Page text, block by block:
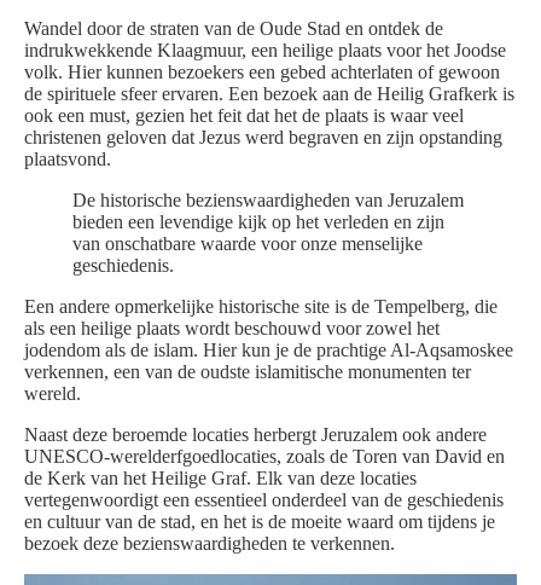
Wandel door de straten van de Oude Stad en ontdek de
indrukwekkende Klaagmuur, een heilige plaats voor het Joodse
volk. Hier kunnen bezoekers een gebed achterlaten of gewoon
de spirituele sfeer ervaren. Een bezoek aan de Heilig Grafkerk is
ook een must, gezien het feit dat het de plaats is waar veel
christenen geloven dat Jezus werd begraven en zijn opstanding
plaatsvond.
De historische bezienswaardigheden van Jeruzalem
bieden een levendige kijk op het verleden en zijn
van onschatbare waarde voor onze menselijke
geschiedenis.
Een andere opmerkelijke historische site is de Tempelberg, die
als een heilige plaats wordt beschouwd voor zowel het
jodendom als de islam. Hier kun je de prachtige Al-Aqsamoskee
verkennen, een van de oudste islamitische monumenten ter
wereld.
Naast deze beroemde locaties herbergt Jeruzalem ook andere
UNESCO-werelderfgoedlocaties, zoals de Toren van David en
de Kerk van het Heilige Graf. Elk van deze locaties
vertegenwoordigt een essentieel onderdeel van de geschiedenis
en cultuur van de stad, en het is de moeite waard om tijdens je
bezoek deze bezienswaardigheden te verkennen.